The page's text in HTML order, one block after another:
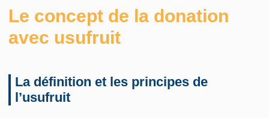
Le concept de la donation
avec usufruit
La définition et les principes de
l’usufruit